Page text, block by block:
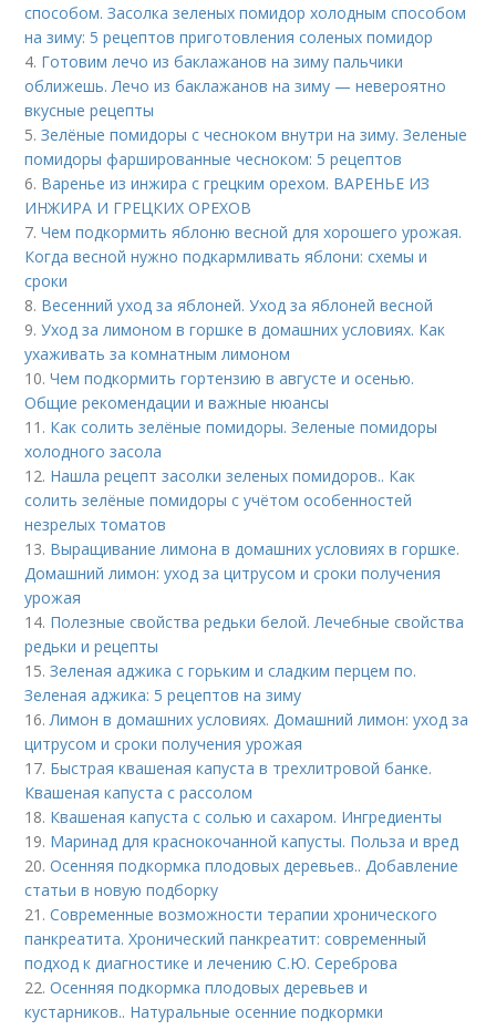
способом. Засолка зеленых помидор холодным способом
на зиму: 5 рецептов приготовления соленых помидор
4. Готовим лечо из баклажанов на зиму пальчики
оближешь. Лечо из баклажанов на зиму — невероятно
вкусные рецепты
5.Зелёные помидоры с чесноком внутри на зиму. Зеленые
помидоры фаршированные чесноком: 5 рецептов
6. Варенье из инжира с грецким орехом. ВАРЕНЬЕ ИЗ
ИНЖИРА И ГРЕЦКИХ ОРЕХОВ
7.Чем подкормить яблоню весной для хорошего урожая.
Когда весной нужно подкармливать яблони: схемы и
сроки
8. Весенний уход за яблоней. Уход за яблоней весной
9.Уход за лимоном в горшке в домашних условиях. Как
ухаживать за комнатным лимоном
10.Чем подкормить гортензию в августе и осенью.
Общие рекомендации и важные нюансы
11. Как солить зелёные помидоры. Зеленые помидоры
холодного засола
12. Нашла рецепт засолки зеленых помидоров.. Как
солить зелёные помидоры с учётом особенностей
незрелых томатов
13. Выращивание лимона в домашних условиях в горшке.
Домашний лимон: уход за цитрусом и сроки получения
урожая
14. Полезные свойства редьки белой. Лечебные свойства
редьки и рецепты
15.Зеленая аджика с горьким и сладким перцем по.
Зеленая аджика: 5 рецептов на зиму
16.Лимон в домашних условиях. Домашний лимон: уход за
цитрусом и сроки получения урожая
17. Быстрая квашеная капуста в трехлитровой банке.
Квашеная капуста с рассолом
18. Квашеная капуста с солью и сахаром. Ингредиенты
19. Маринад для краснокочанной капусты. Польза и вред
20.Осенняя подкормка плодовых деревьев.. Добавление
статьи в новую подборку
21.Современные возможности терапии хронического
панкреатита. Хронический панкреатит: современный
подход к диагностике и лечению С.Ю. Сереброва
22.Осенняя подкормка плодовых деревьев и
кустарников.. Натуральные осенние подкормки